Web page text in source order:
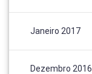
Janeiro 2017
Dezembro 2016